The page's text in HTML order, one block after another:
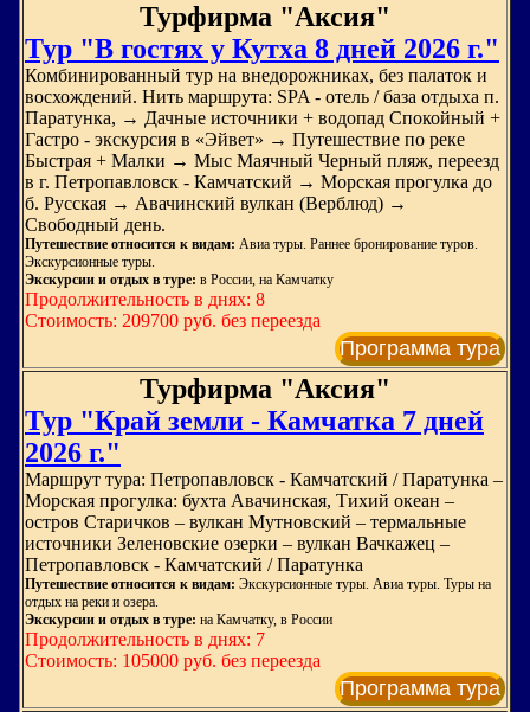
Турфирма "Аксия"
Тур "В гостях у Кутха 8 дней 2026 г."
Комбинированный тур на внедорожниках, без палаток и
восхождений. Нить маршрута: SPA - отель / база отдыха п.
Паратунка, → Дачные источники + водопад Спокойный +
Гастро - экскурсия в «Эйвет» → Путешествие по реке
Быстрая + Малки → Мыс Маячный Черный пляж, переезд
в г. Петропавловск - Камчатский → Морская прогулка до
б. Русская → Авачинский вулкан (Верблюд) →
Свободный день.
Путешествие относится к видам: Авиа туры. Раннее бронирование туров.
Экскурсионные туры.
Экскурсии и отдых в туре: в России, на Камчатку
Продолжительность в днях: 8
Стоимость: 209700 руб. без переезда
Программа тура
Турфирма "Аксия"
Тур "Край земли - Камчатка 7 дней
2026 г."
Маршрут тура: Петропавловск - Камчатский / Паратунка ‒
Морская прогулка: бухта Авачинская, Тихий океан ‒
остров Старичков ‒ вулкан Мутновский ‒ термальные
источники Зеленовские озерки ‒ вулкан Вачкажец ‒
Петропавловск - Камчатский / Паратунка
Путешествие относится к видам: Экскурсионные туры. Авиа туры. Туры на
отдых на реки и озера.
Экскурсии и отдых в туре: на Камчатку, в России
Продолжительность в днях: 7
Стоимость: 105000 руб. без переезда
Программа тура